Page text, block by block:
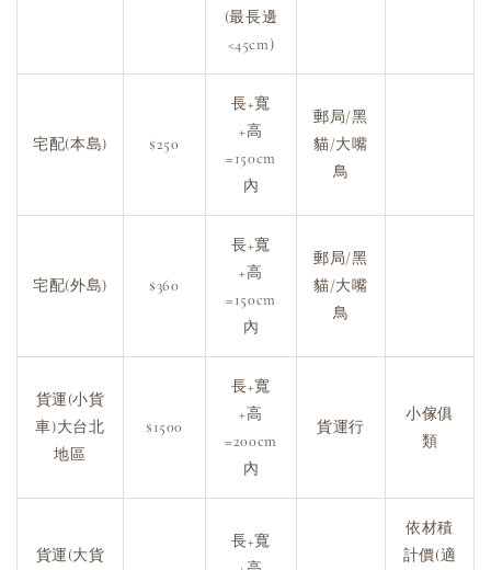
(最長邊
<45cm)
宅配(本島) $250
長+寬
+高
=150cm
內
郵局/黑
貓/大嘴
鳥
宅配(外島) $360
長+寬
+高
=150cm
內
郵局/黑
貓/大嘴
鳥
貨運(小貨
車)大台北
地區
$1500
長+寬
+高
=200cm
內
貨運行
小傢俱
類
貨運(大貨
長+寬
依材積
計價(適